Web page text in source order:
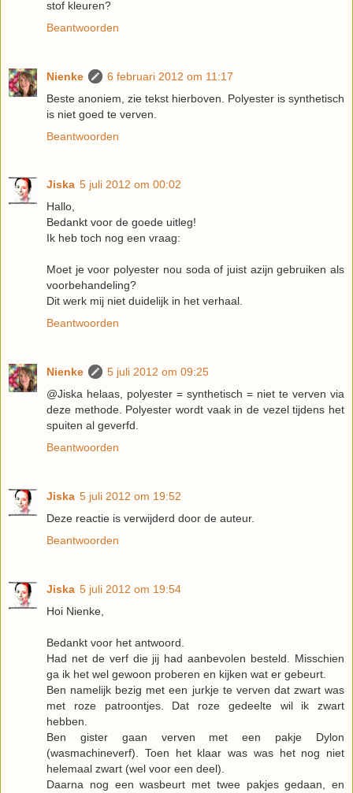
stof kleuren?
Beantwoorden
Nienke
6 februari 2012 om 11:17
Beste anoniem, zie tekst hierboven. Polyester is synthetisch
is niet goed te verven.
Beantwoorden
Jiska 5 juli 2012 om 00:02
Hallo,
Bedankt voor de goede uitleg!
Ik heb toch nog een vraag:
Moet je voor polyester nou soda of juist azijn gebruiken als
voorbehandeling?
Dit werk mij niet duidelijk in het verhaal.
Beantwoorden
Nienke
5 juli 2012 om 09:25
@Jiska helaas, polyester = synthetisch = niet te verven via
deze methode. Polyester wordt vaak in de vezel tijdens het
spuiten al geverfd.
Beantwoorden
Jiska 5 juli 2012 om 19:52
Deze reactie is verwijderd door de auteur.
Beantwoorden
Jiska 5 juli 2012 om 19:54
Hoi Nienke,
Bedankt voor het antwoord.
Had net de verf die jij had aanbevolen besteld. Misschien
ga ik het wel gewoon proberen en kijken wat er gebeurt.
Ben namelijk bezig met een jurkje te verven dat zwart was
met roze patroontjes. Dat roze gedeelte wil ik zwart
hebben.
Ben gister gaan verven met een pakje Dylon
(wasmachineverf). Toen het klaar was was het nog niet
helemaal zwart (wel voor een deel).
Daarna nog een wasbeurt met twee pakjes gedaan, en